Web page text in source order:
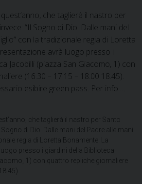
che taglierà il nastro per
“Il Sogno di Dio. Dalle mani del
con la tradizionale regia di Loretta
avrà luogo presso i
Jacobilli (piazza San Giacomo, 1) con
(16.30 – 17.15 – 18.00 18.45).
esibire green pass. Per info …
che taglierà il nastro per Santo
di Dio. Dalle mani del Padre alle mani
regia di Loretta Bonamente. La
presso i giardini della Biblioteca
1) con quattro repliche giornaliere